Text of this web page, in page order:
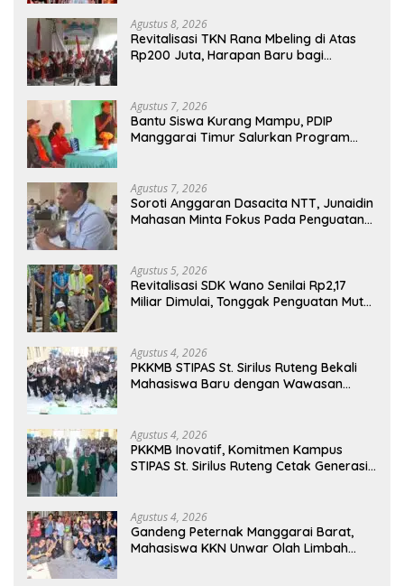
Agustus 8, 2026
Revitalisasi TKN Rana Mbeling di Atas
Rp200 Juta, Harapan Baru bagi
Agustus 7, 2026
Bantu Siswa Kurang Mampu, PDIP
Manggarai Timur Salurkan Program
Agustus 7, 2026
Soroti Anggaran Dasacita NTT, Junaidin
Mahasan Minta Fokus Pada Penguatan
Agustus 5, 2026
Revitalisasi SDK Wano Senilai Rp2,17
Miliar Dimulai, Tonggak Penguatan Mutu
Agustus 4, 2026
PKKMB STIPAS St. Sirilus Ruteng Bekali
Mahasiswa Baru dengan Wawasan
Agustus 4, 2026
PKKMB Inovatif, Komitmen Kampus
STIPAS St. Sirilus Ruteng Cetak Generasi
Agustus 4, 2026
Gandeng Peternak Manggarai Barat,
Mahasiswa KKN Unwar Olah Limbah